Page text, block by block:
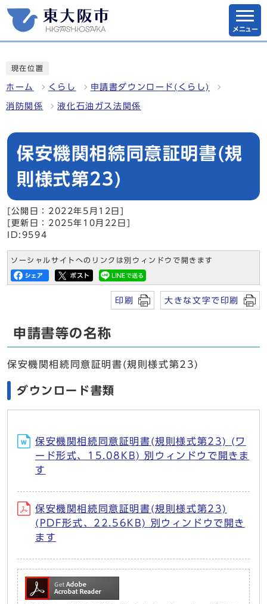
メニュー
現在位置
ホーム くらし 申請書ダウンロード(くらし)
消防関係 液化石油ガス法関係
保安機関相続同意証明書(規
則様式第23)
[公開日：2022年5月12日]
[更新日：2025年10月22日]
ID:9594
ソーシャルサイトへのリンクは別ウィンドウで開きます
印刷 大きな文字で印刷
申請書等の名称
保安機関相続同意証明書(規則様式第23)
ダウンロード書類
保安機関相続同意証明書(規則様式第23) (ワ
ード形式、15.08KB) 別ウィンドウで開きま
す
保安機関相続同意証明書(規則様式第23)
(PDF形式、22.56KB) 別ウィンドウで開き
ます